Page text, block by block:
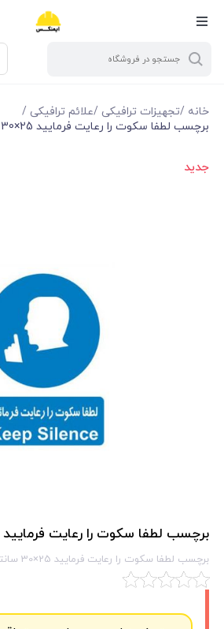
خانه /تجهیزات ترافیکی /علائم ترافیکی /
برچسب لطفا سکوت را رعایت فرمایید 25×30 سانتی
جدید
برچسب لطفا سکوت را رعایت فرمایید 25×30 سانتی
برچسب لطفا سکوت را رعایت فرمایید 25×30 سانتی